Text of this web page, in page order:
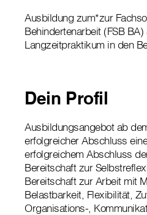
Ausbildung zum*zur
Behindertenarbeit (FSB
Langzeitpraktikum in den
Dein Profil
Ausbildungsangebot ab
erfolgreicher Abschluss
erfolgreichem Abschluss
Bereitschaft zur
Bereitschaft zur Arbeit mit
Belastbarkeit, Flexibilität,
Organisations-,